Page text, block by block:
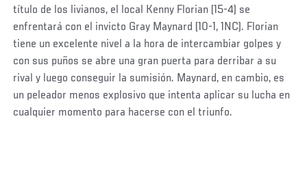
título de los livianos, el local Kenny Florian (15-4) se
enfrentará con el invicto Gray Maynard (10-1, 1NC). Florian
tiene un excelente nivel a la hora de intercambiar golpes y
con sus puños se abre una gran puerta para derribar a su
rival y luego conseguir la sumisión. Maynard, en cambio, es
un peleador menos explosivo que intenta aplicar su lucha en
cualquier momento para hacerse con el triunfo.